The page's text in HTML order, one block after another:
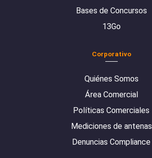
Bases de Concursos
13Go
Corporativo
Quiénes Somos
Área Comercial
Políticas Comerciales
Mediciones de antenas
Denuncias Compliance